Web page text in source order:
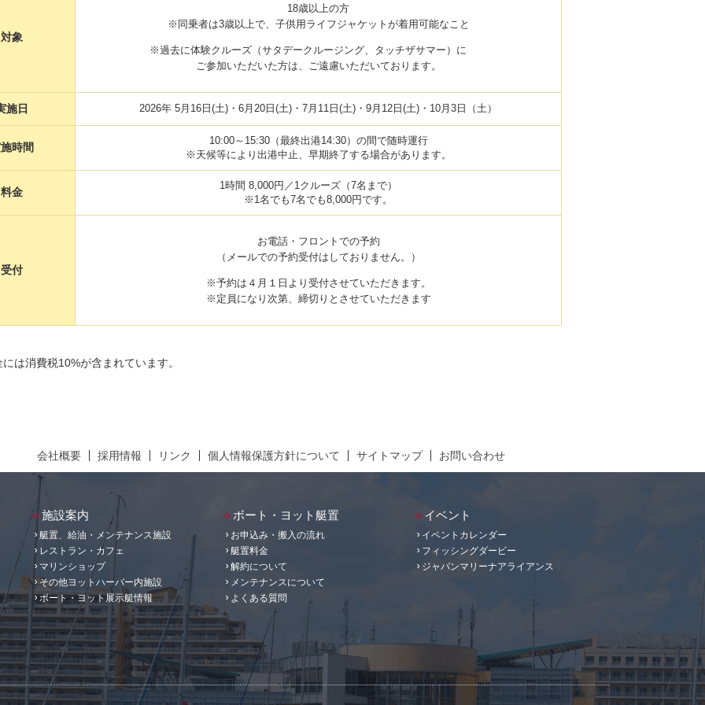
対象
18歳以上の方
※同乗者は3歳以上で、子供用ライフジャケットが着用可能なこと
※過去に体験クルーズ（サタデークルージング、タッチザサマー）に
ご参加いただいた方は、ご遠慮いただいております。
施日 2026年 5月16日(土)・6月20日(土)・7月11日(土)・9月12日(土)・10月3日（土）
時間
10:00～15:30（最終出港14:30）の間で随時運行
※天候等により出港中止、早期終了する場合があります。
料金
1時間 8,000円／1クルーズ（7名まで）
※1名でも7名でも8,000円です。
受付
お電話・フロントでの予約
（メールでの予約受付はしておりません。）
※予約は４月１日より受付させていただきます。
※定員になり次第、締切りとさせていただきます
消費税10%が含まれています。
会社概要 採用情報 リンク 個人情報保護方針について サイトマップ お問い合わせ
施設案内
艇置、給油・メンテナンス施設
レストラン・カフェ
マリンショップ
その他ヨットハーバー内施設
ボート・ヨット展示艇情報
ボート・ヨット艇置
お申込み・搬入の流れ
艇置料金
解約について
メンテナンスについて
よくある質問
イベント
イベントカレンダー
フィッシングダービー
ジャパンマリーナアライアンス